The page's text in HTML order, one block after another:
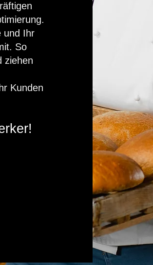
und Ihr
So
ziehen
Kunden